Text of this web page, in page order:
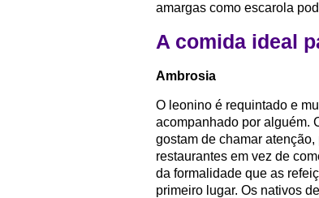
amargas como escarola
A comida ideal
Ambrosia
O leonino é requintado e
acompanhado por alguém.
gostam de chamar
restaurantes em vez de
da formalidade que as
primeiro lugar. Os nativos